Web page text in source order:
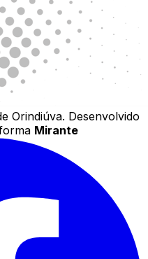
Orindiúva. Desenvolvido
Mirante